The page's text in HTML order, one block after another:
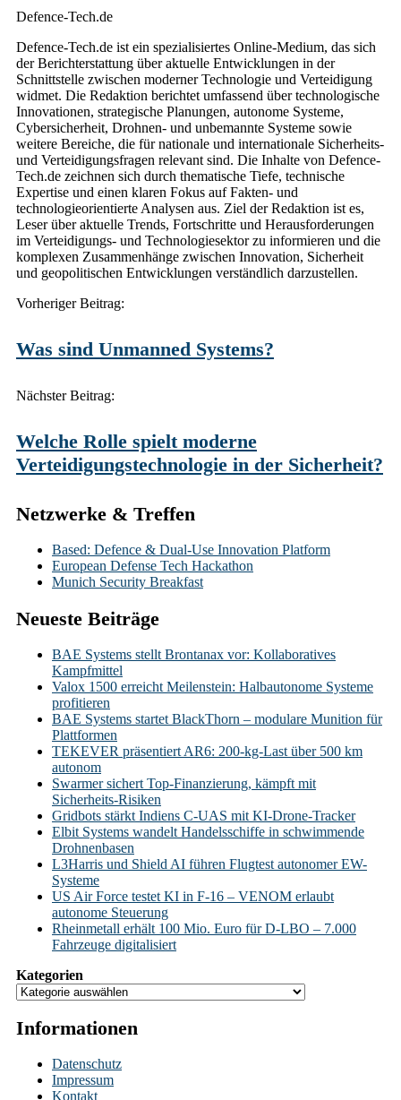
Defence-Tech.de
Defence-Tech.de ist ein spezialisiertes Online-Medium, das sich
der Berichterstattung über aktuelle Entwicklungen in der
Schnittstelle zwischen moderner Technologie und Verteidigung
widmet. Die Redaktion berichtet umfassend über technologische
Innovationen, strategische Planungen, autonome Systeme,
Cybersicherheit, Drohnen- und unbemannte Systeme sowie
weitere Bereiche, die für nationale und internationale Sicherheits-
und Verteidigungsfragen relevant sind. Die Inhalte von Defence-
Tech.de zeichnen sich durch thematische Tiefe, technische
Expertise und einen klaren Fokus auf Fakten- und
technologieorientierte Analysen aus. Ziel der Redaktion ist es,
Leser über aktuelle Trends, Fortschritte und Herausforderungen
im Verteidigungs- und Technologiesektor zu informieren und die
komplexen Zusammenhänge zwischen Innovation, Sicherheit
und geopolitischen Entwicklungen verständlich darzustellen.
Post
Vorheriger Beitrag:
Was sind Unmanned Systems?
Nächster Beitrag:
Welche Rolle spielt moderne
Verteidigungstechnologie in der Sicherheit?
Netzwerke & Treffen
Based: Defence & Dual-Use Innovation Platform
European Defense Tech Hackathon
Munich Security Breakfast
Neueste Beiträge
BAE Systems stellt Brontanax vor: Kollaboratives
Kampfmittel
Valox 1500 erreicht Meilenstein: Halbautonome Systeme
profitieren
BAE Systems startet BlackThorn – modulare Munition für
Plattformen
TEKEVER präsentiert AR6: 200-kg-Last über 500 km
autonom
Swarmer sichert Top-Finanzierung, kämpft mit
Sicherheits-Risiken
Gridbots stärkt Indiens C-UAS mit KI-Drone-Tracker
Elbit Systems wandelt Handelsschiffe in schwimmende
Drohnenbasen
L3Harris und Shield AI führen Flugtest autonomer EW-
Systeme
US Air Force testet KI in F-16 – VENOM erlaubt
autonome Steuerung
Rheinmetall erhält 100 Mio. Euro für D-LBO – 7.000
Fahrzeuge digitalisiert
Kategorien
Informationen
Datenschutz
Impressum
Kontakt